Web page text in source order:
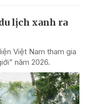
lịch xanh ra
Việt Nam tham gia
năm 2026.